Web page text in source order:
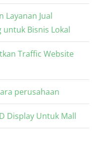
Layanan Jual
untuk Bisnis Lokal
Traffic Website
perusahaan
Display Untuk Mall